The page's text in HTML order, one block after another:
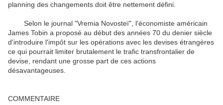
planning des changements doit être nettement défini.
Selon le journal "Vremia Novosteï", l'économiste américain
James Tobin a proposé au début des années 70 du denier siècle
d'introduire l'impôt sur les opérations avec les devises étrangères
ce qui pourrait limiter brutalement le trafic transfrontalier de
devise, rendant une grosse part de ces actions
désavantageuses.
COMMENTAIRE